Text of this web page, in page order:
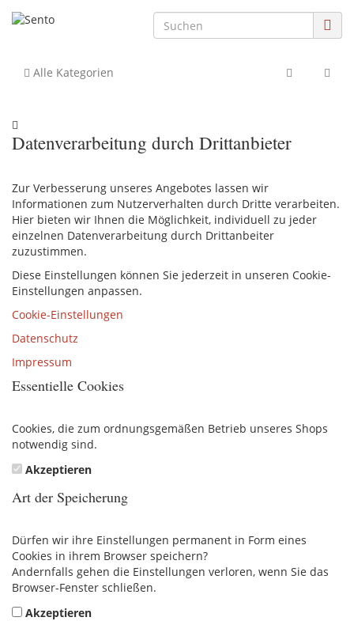
Alle Kategorien
Datenverarbeitung durch Drittanbieter
Zur Verbesserung unseres Angebotes lassen wir
Informationen zum Nutzerverhalten durch Dritte verarbeiten.
Hier bieten wir Ihnen die Möglichkeit, individuell zu jeder
einzelnen Datenverarbeitung durch Drittanbeiter
zuzustimmen.
Diese Einstellungen können Sie jederzeit in unseren Cookie-
Einstellungen anpassen.
Cookie-Einstellungen
Datenschutz
Impressum
Essentielle Cookies
Cookies, die zum ordnungsgemäßen Betrieb unseres Shops
notwendig sind.
Akzeptieren
Art der Speicherung
Dürfen wir ihre Einstellungen permanent in Form eines
Cookies in ihrem Browser speichern?
Andernfalls gehen die Einstellungen verloren, wenn Sie das
Browser-Fenster schließen.
Akzeptieren